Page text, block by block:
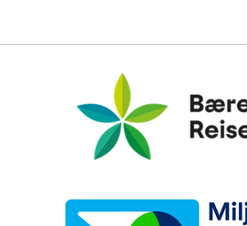
Bærekraftig Reisemål
Miljøfyrtårn